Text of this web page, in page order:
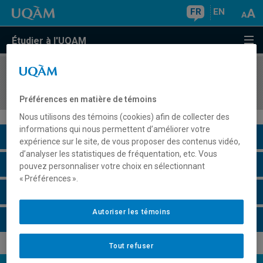
FR EN
Étudier à l'UQAM
COURS//
Description du cours
Horaire - Été 2026
Préférences en matière de témoins
Nous utilisons des témoins (cookies) afin de collecter des
informations qui nous permettent d’améliorer votre
expérience sur le site, de vous proposer des contenus vidéo,
d’analyser les statistiques de fréquentation, etc. Vous
pouvez personnaliser votre choix en sélectionnant
« Préférences ».
Tout refuser
Autoriser les témoins